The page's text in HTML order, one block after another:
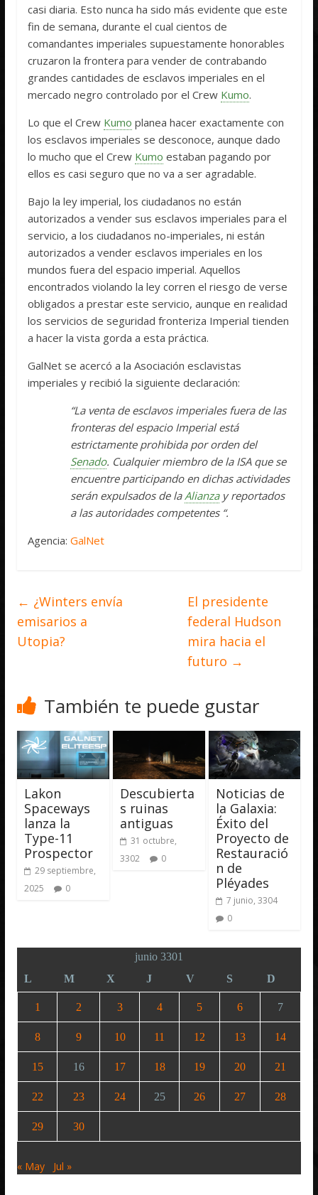
casi diaria. Esto nunca ha sido más evidente que este
fin de semana, durante el cual cientos de
comandantes imperiales supuestamente honorables
cruzaron la frontera para vender de contrabando
grandes cantidades de esclavos imperiales en el
mercado negro controlado por el Crew Kumo.
Lo que el Crew Kumo planea hacer exactamente con
los esclavos imperiales se desconoce, aunque dado
lo mucho que el Crew Kumo estaban pagando por
ellos es casi seguro que no va a ser agradable.
Bajo la ley imperial, los ciudadanos no están
autorizados a vender sus esclavos imperiales para el
servicio, a los ciudadanos no-imperiales, ni están
autorizados a vender esclavos imperiales en los
mundos fuera del espacio imperial. Aquellos
encontrados violando la ley corren el riesgo de verse
obligados a prestar este servicio, aunque en realidad
los servicios de seguridad fronteriza Imperial tienden
a hacer la vista gorda a esta práctica.
GalNet se acercó a la Asociación esclavistas
imperiales y recibió la siguiente declaración:
“La venta de esclavos imperiales fuera de las
fronteras del espacio Imperial está
estrictamente prohibida por orden del
Senado. Cualquier miembro de la ISA que se
encuentre participando en dichas actividades
serán expulsados de la Alianzay reportados
a las autoridades competentes “.
Agencia:GalNet
← ¿Winters envía
emisarios a
Utopia?
El presidente
federal Hudson
mira hacia el
futuro →
También te puede gustar
Lakon
Spaceways
lanza la
Type-11
Prospector
29 septiembre,
2025
0
Descubierta
s ruinas
antiguas
31 octubre,
3302
0
Noticias de
la Galaxia:
Éxito del
Proyecto de
Restauració
n de
Pléyades
7 junio, 3304
0
junio 3301
L
M X J V S D
1 2 3 4 5 6 7
8 9 10 11 12 13 14
15 16 17 18 19 20 21
22 23 24 25 26 27 28
29 30
« May Jul »